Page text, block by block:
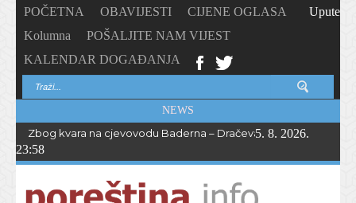
POČETNA OBAVIJESTI
CIJENE OGLASA
Kolumna
POŠALJITE NAM VIJEST
KALENDAR DOGAĐANJA
Upute
NEWS
Zbog kvara na cjevovodu Baderna – Dračevac bez vode do
5. 8. 2026.
23:58